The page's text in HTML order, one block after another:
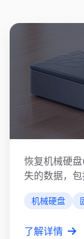
硬盘数据
恢复机械硬
失的数据，
机械硬盘
了解详情